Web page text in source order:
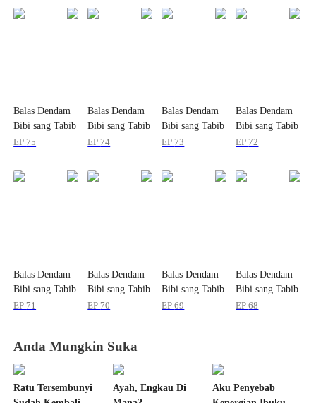
Balas Dendam
Bibi sang Tabib
Sakti
EP 75
Balas Dendam
Bibi sang Tabib
Sakti
EP 74
Balas Dendam
Bibi sang Tabib
Sakti
EP 73
Balas Dendam
Bibi sang Tabib
Sakti
EP 72
Balas Dendam
Bibi sang Tabib
Sakti
EP 71
Balas Dendam
Bibi sang Tabib
Sakti
EP 70
Balas Dendam
Bibi sang Tabib
Sakti
EP69
Balas Dendam
Bibi sang Tabib
Sakti
EP68
Anda Mungkin Suka
Ratu Tersembunyi
Ayah, Engkau Di
Aku Penyebab